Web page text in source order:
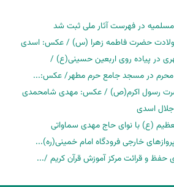
در فهرست آثار ملی ثبت شد
ولادت حضرت فاطمه زهرا (س) / عکس: اسدی
در پیاده روی اربعین حسینی(ع) /
محرم در مسجد جامع حرم مطهر/ عکس:...
رسول اکرم(ص) / عکس: مهدی شامحمدی
اسدی
(ع) با نوای حاج مهدی سماواتی
خارجی فرودگاه امام خمینی(ره)...
حفظ و قرائت مرکز آموزش قرآن کریم /...